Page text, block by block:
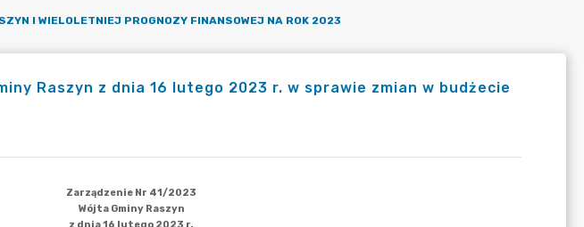
I WIELOLETNIEJ PROGNOZY FINANSOWEJ NA ROK 2023
Raszyn z dnia 16 lutego 2023 r. w sprawie zmian w budżecie